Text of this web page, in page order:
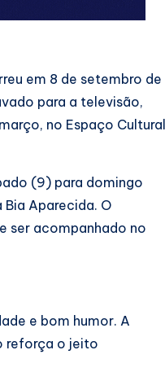
em 8 de setembro de
para a televisão,
no Espaço Cultural
(9) para domingo
Aparecida. O
ser acompanhado no
e bom humor. A
reforça o jeito